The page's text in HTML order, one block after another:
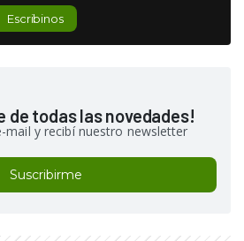
Escribinos
de todas las novedades!
mail y recibí nuestro newsletter
Suscribirme